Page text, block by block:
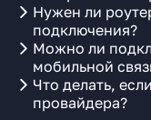
Нужен ли
подключения?
Можно ли
мобильной
Что делать,
провайдера?